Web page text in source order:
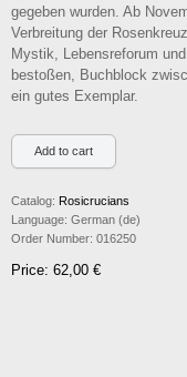
gegeben wurden. Ab
Verbreitung der
Mystik, Lebensreforum
bestoßen, Buchblock
ein gutes Exemplar.
Catalog: Rosicrucians
Language: German (de)
Order Number: 016250
Price: 62,00 €